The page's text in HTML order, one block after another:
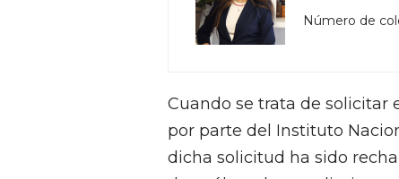
Número de
Cuando se trata de
por parte del Instituto
dicha solicitud ha sido